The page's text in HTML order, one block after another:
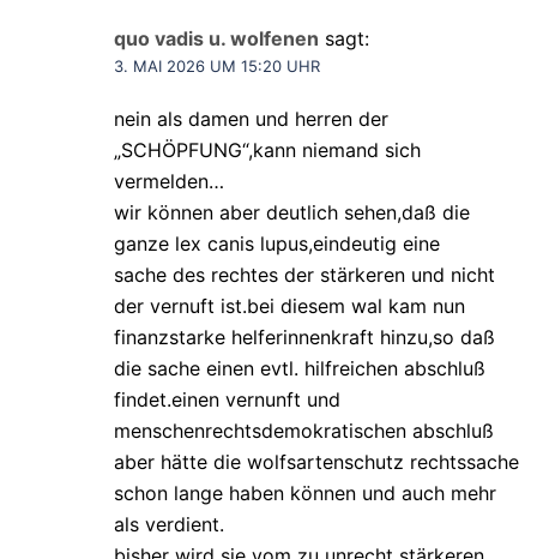
quo vadis u. wolfenen sagt:
3. MAI 2026 UM 15:20 UHR
nein als damen und herren der
„SCHÖPFUNG“,kann niemand sich
vermelden…
wir können aber deutlich sehen,daß die
ganze lex canis lupus,eindeutig eine
sache des rechtes der stärkeren und nicht
der vernuft ist.bei diesem wal kam nun
finanzstarke helferinnenkraft hinzu,so daß
die sache einen evtl. hilfreichen abschluß
findet.einen vernunft und
menschenrechtsdemokratischen abschluß
aber hätte die wolfsartenschutz rechtssache
schon lange haben können und auch mehr
als verdient.